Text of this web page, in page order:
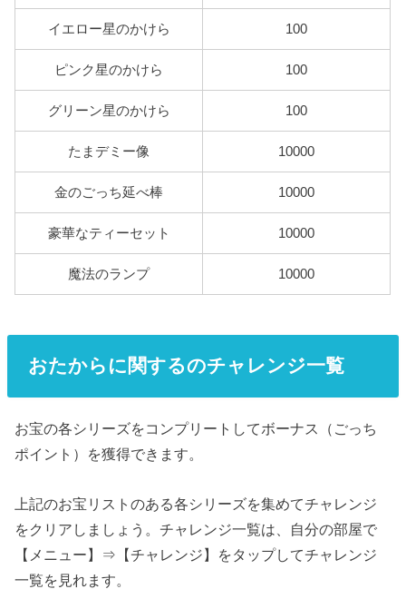
イエロー星のかけら 100
ピンク星のかけら 100
グリーン星のかけら 100
たまデミー像 10000
金のごっち延べ棒 10000
豪華なティーセット 10000
魔法のランプ 10000
おたからに関するのチャレンジ一覧
お宝の各シリーズをコンプリートしてボーナス（ごっち
ポイント）を獲得できます。
上記のお宝リストのある各シリーズを集めてチャレンジ
をクリアしましょう。チャレンジ一覧は、自分の部屋で
【メニュー】⇒【チャレンジ】をタップしてチャレンジ
一覧を見れます。